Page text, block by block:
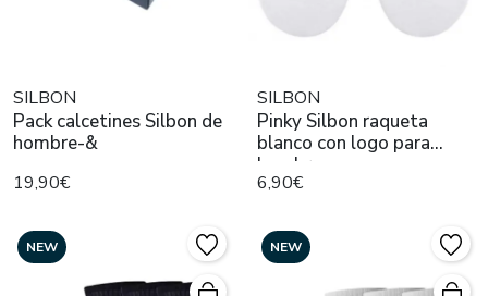
SILBON
Pack calcetines Silbon de
hombre-&
19,90€
SILBON
Pinky Silbon raqueta
blanco con logo para
hombre
6,90€
NEW NEW